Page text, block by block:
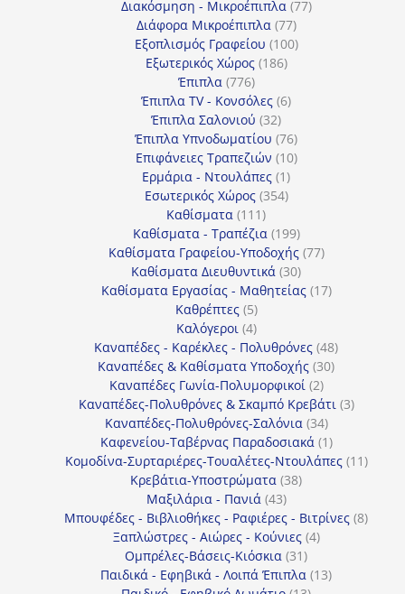
Διακόσμηση - Μικροέπιπλα 7777
Διάφορα Μικροέπιπλα 7777
προϊόντα
Εξοπλισμός Γραφείου 100100
Εξωτερικός Χώρος 186186
Έπιπλα 776776
προϊόντα
Έπιπλα TV - Κονσόλες 66
Έπιπλα Σαλονιού 3232
προϊόντα
Έπιπλα Υπνοδωματίου 7676
προϊόντα
Επιφάνειες Τραπεζιών 1010
Ερμάρια - Ντουλάπες 11
προϊόν
Εσωτερικός Χώρος 354354
Καθίσματα 111111
προϊόντα
Καθίσματα - Τραπέζια 199199
προϊόντα
Καθίσματα Γραφείου-Υποδοχής 7777
Καθίσματα Διευθυντικά 3030
προϊόντα
Καθίσματα Εργασίας - Μαθητείας 1717
Καθρέπτες 55
προϊόντα
Καλόγεροι 44
προϊόντα
Καναπέδες - Καρέκλες - Πολυθρόνες 4848
προϊόντα
Καναπέδες & Καθίσματα Υποδοχής 3030
Καναπέδες Γωνία-Πολυμορφικοί 22
προϊόντα
Καναπέδες-Πολυθρόνες & Σκαμπό Κρεβάτι 33
Καναπέδες-Πολυθρόνες-Σαλόνια 3434
προϊόντα
Καφενείου-Ταβέρνας Παραδοσιακά 11
προϊόν
Κομοδίνα-Συρταριέρες-Τουαλέτες-Ντουλάπες 1111
Κρεβάτια-Υποστρώματα 3838
Μαξιλάρια - Πανιά 4343
προϊόντα
Μπουφέδες - Βιβλιοθήκες - Ραφιέρες - Βιτρίνες 88
Ξαπλώστρες - Αιώρες - Κούνιες 44
Ομπρέλες-Βάσεις-Κιόσκια 3131
προϊόντα
Παιδικά - Εφηβικά - Λοιπά Έπιπλα 1313